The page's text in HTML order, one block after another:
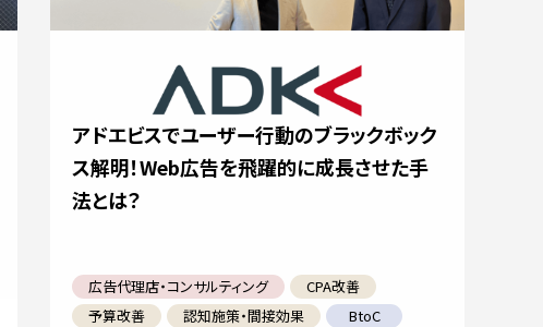
アドエビスでユーザー行動のブラックボック
ス解明！Web広告を飛躍的に成長させた手
法とは？
広告代理店・コンサルティング
CPA改善
予算改善
認知施策・間接効果 BtoC